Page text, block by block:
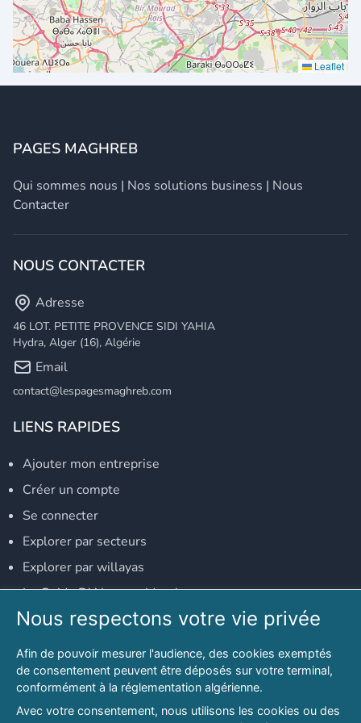
Leaflet
PAGES MAGHREB
Qui sommes nous | Nos solutions business | Nous
Contacter
NOUS CONTACTER
Adresse
46 LOT. PETITE PROVENCE SIDI YAHIA
Hydra, Alger (16), Algérie
Email
contact@lespagesmaghreb.com
LIENS RAPIDES
Ajouter mon entreprise
Créer un compte
Se connecter
Explorer par secteurs
Explorer par willayas
Le Guide D'Alger, guide-alger.com
NOS RÉSEAUX SOCIAUX
Notre page Facebook
Notre page LinkedIn
Nous respectons votre vie privée
Afin de pouvoir mesurer l'audience, des cookies exemptés
de consentement peuvent être déposés sur votre terminal,
conformément à la réglementation algérienne.
Avec votre consentement, nous utilisons les cookies ou des